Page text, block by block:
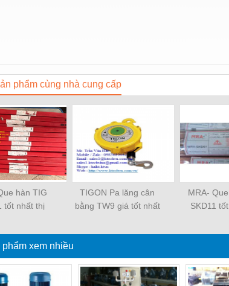
phẩm cùng nhà cung cấp
hàn TIG
tốt nhất thị
TIGON Pa lăng cân
bằng TW9 giá tốt nhất
MRA-
SKD11
phẩm xem nhiều